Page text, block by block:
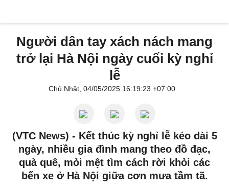
Người dân tay xách nách mang
trở lại Hà Nội ngày cuối kỳ nghỉ
lễ
Chủ Nhật, 04/05/2025 16:19:23 +07:00
(VTC News) - Kết thúc kỳ nghỉ lễ kéo dài 5
ngày, nhiều gia đình mang theo đồ đạc,
quà quê, mỏi mệt tìm cách rời khỏi các
bến xe ở Hà Nội giữa cơn mưa tầm tã.